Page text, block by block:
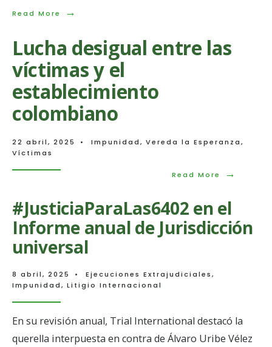
Read More →
Read
Convocatoria
abierta
–
Abogado/a
para
apoyo
en
representación
de
Lucha desigual entre las
víctimas y el
establecimiento
colombiano
22 abril, 2025 • Impunidad, Vereda la Esperanza,
Víctimas
Read More →
Read
desigual
entre
las
#JusticiaParaLas6402 en el
Informe anual de Jurisdicción
universal
8 abril, 2025 • Ejecuciones Extrajudiciales,
Impunidad, Litigio Internacional
En su revisión anual, Trial International destacó la
querella interpuesta en contra de Álvaro Uribe Vélez